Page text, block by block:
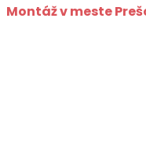
Montáž v meste